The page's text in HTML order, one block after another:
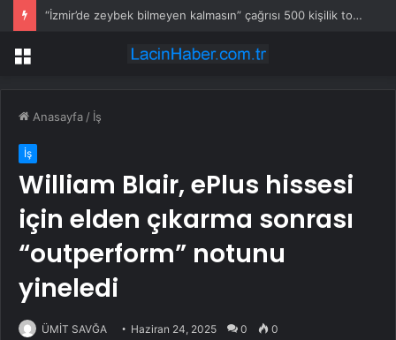
“İzmir’de zeybek bilmeyen kalmasın” çağrısı 500 kişilik topluluğa dönüştü
Menü
Anasayfa / İş
İş
William Blair, ePlus hissesi
için elden çıkarma sonrası
“outperform” notunu
yineledi
ÜMİT SAVĞA Haziran 24, 2025 0 0